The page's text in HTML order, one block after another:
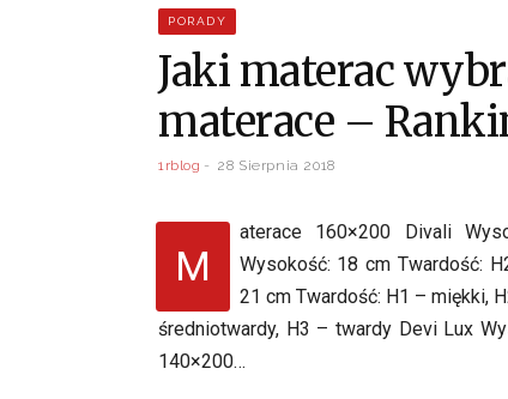
PORADY
Jaki materac
materace –
1rblog 28 Sierpnia 2018
M
aterace 160×200 Divali
Wysokość: 18 cm Twardość:
21 cm Twardość: H1 – miękki,
średniotwardy, H3 – twardy Devi Lux
140×200…